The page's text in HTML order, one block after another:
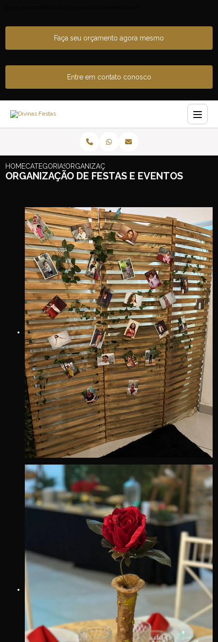
Faça seu orçamento agora mesmo
Entre em contato conosco
HOMECATEGORIASORGANIZAÇÃO DE FESTAS E EVENTOS
ORGANIZAÇÃO DE FESTAS E EVENTOS